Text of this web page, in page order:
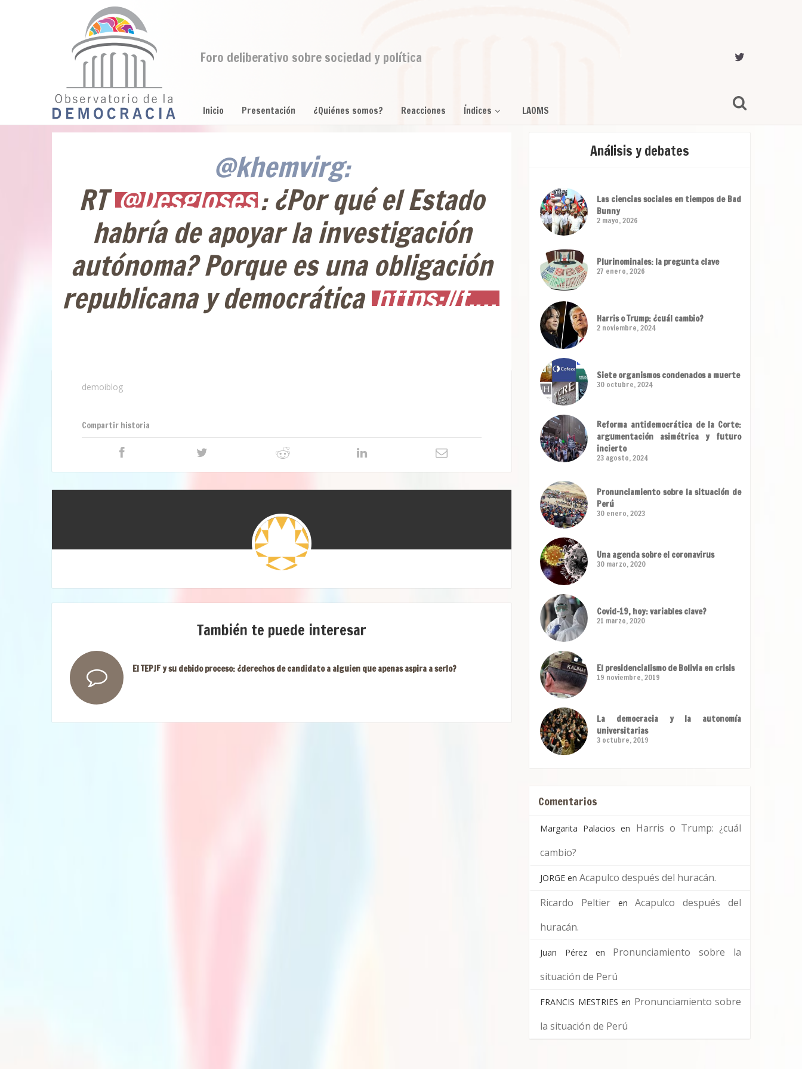
Foro deliberativo sobre sociedad y política
Inicio Presentación ¿Quiénes somos? Reacciones Índices LAOMS
@khemvirg:
RT@Desgloses: ¿Por qué el Estado
habría de apoyar la investigación
autónoma? Porque es una obligación
republicana y democrática https://t.…
demoiblog
Compartir historia
También te puede interesar
El TEPJF y su debido proceso: ¿derechos de candidato a alguien que apenas aspira a serlo?
Análisis y debates
Las ciencias sociales en tiempos de Bad
Bunny
2 mayo, 2026
Plurinominales: la pregunta clave
27 enero, 2026
Harris o Trump: ¿cuál cambio?
2 noviembre, 2024
Siete organismos condenados a muerte
30 octubre, 2024
Reforma antidemocrática de la Corte:
argumentación asimétrica y futuro
incierto
23 agosto, 2024
Pronunciamiento sobre la situación de
Perú
30 enero, 2023
Una agenda sobre el coronavirus
30 marzo, 2020
Covid-19, hoy: variables clave?
21 marzo, 2020
El presidencialismo de Bolivia en crisis
19 noviembre, 2019
La democracia y la autonomía
universitarias
3 octubre, 2019
Comentarios
Margarita Palacios en Harris o Trump: ¿cuál
cambio?
JORGE en Acapulco después del huracán.
Ricardo PeltierenAcapulco después del
huracán.
Juan Pérezen Pronunciamiento sobre la
situación de Perú
FRANCIS MESTRIES en Pronunciamiento sobre
la situación de Perú